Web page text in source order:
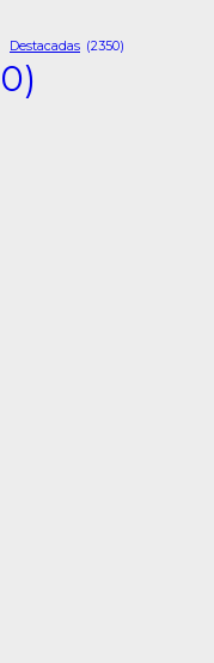
Destacadas (2350)